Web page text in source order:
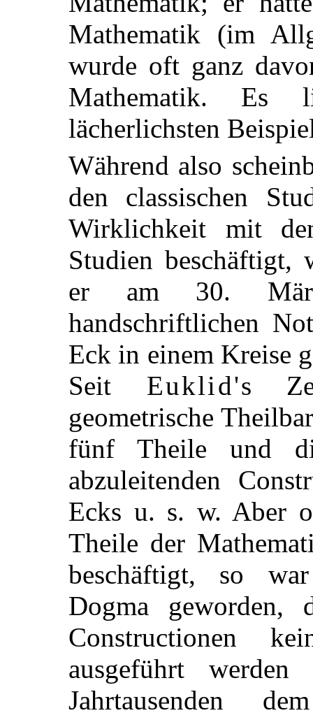
Mathematik (im
wurde oft ganz
Mathematik. Es
lächerlichsten
Während also
den classischen
Wirklichkeit mit
Studien beschäftigt,
er am 30.
handschriftlichen
Eck in einem Kreise
Seit Euklid's
geometrische
fünf Theile und
abzuleitenden
Ecks u. s. w. Aber
Theile der
beschäftigt, so
Dogma geworden,
Constructionen
ausgeführt
Jahrtausenden